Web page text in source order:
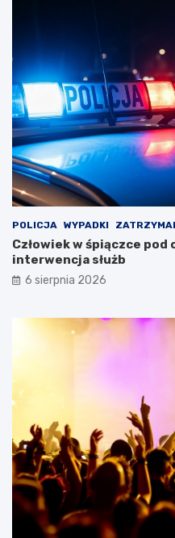
POLICJA WYPADKI
Człowiek w śpiączce
interwencja służb
6 sierpnia 2026